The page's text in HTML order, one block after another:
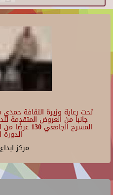
تحت رعاية وزيرة الثقافة
جانبا من العروض المتقدمة
المسرح
الدورة
مركز